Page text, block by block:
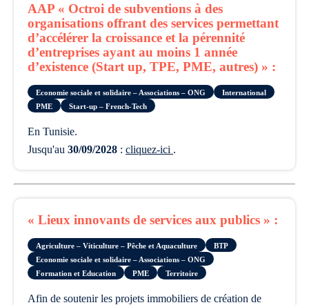
AAP « Octroi de subventions à des
organisations offrant des services permettant
d’accélérer la croissance et la pérennité
d’entreprises ayant au moins 1 année
d’existence (Start up, TPE, PME, autres) » :
Economie sociale et solidaire – Associations – ONG
International
PME
Start-up – French-Tech
en Tunisie.
Jusqu'au 30/09/2028 : cliquez-ici .
« Lieux innovants de services aux publics » :
Agriculture – Viticulture – Pêche et Aquaculture
BTP
Economie sociale et solidaire – Associations – ONG
Formation et Education
PME Territoire
afin de soutenir les projets immobiliers de création de